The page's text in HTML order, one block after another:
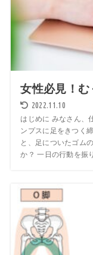
女性必見！
2022.11.10
はじめに みなさん、
ンプスに足をきつく
と、足についたゴム
か？ 一日の行動を振